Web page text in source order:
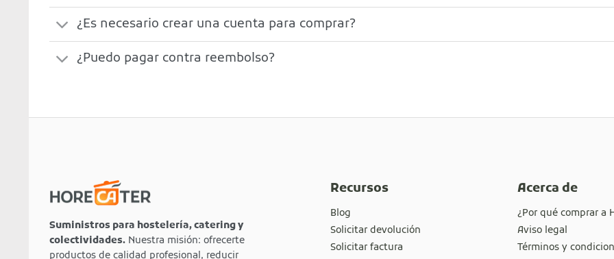
¿Es necesario crear una cuenta para comprar?
¿Puedo pagar contra reembolso?
Suministros para hostelería, catering y
colectividades. Nuestra misión: ofrecerte
productos de calidad profesional, reducir
Recursos
Blog
Solicitar devolución
Solicitar factura
Acerca de
¿Por qué comprar a
Aviso legal
Términos y